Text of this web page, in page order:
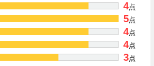
4点
5点
4点
4点
3点